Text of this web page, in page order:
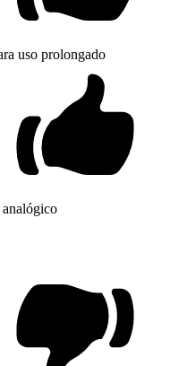
uso prolongado